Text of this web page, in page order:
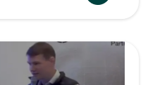
firma